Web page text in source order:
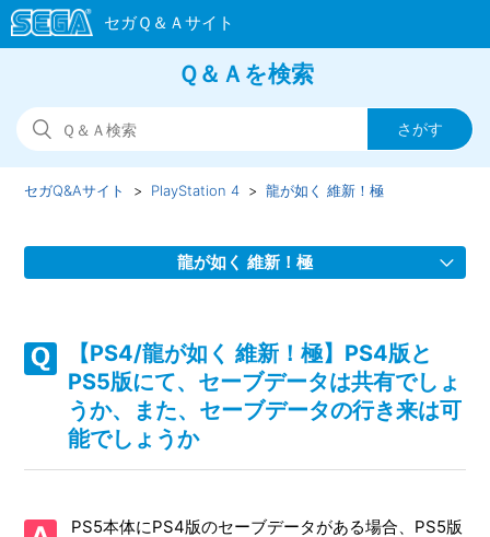
Ｑ＆Ａを検索
セガQ&Aサイト PlayStation 4 龍が如く 維新！極
龍が如く 維新！極
【PS4/龍が如く 維新！極】アーリーアクセス期間中、プレ
イ動画やゲーム画面写真を、動画サイト／SNS等で公開して
もいいですか
【PS4/龍が如く 維新！極】プレイ動画やゲーム画面写真
【PS4/龍が如く 維新！極】PS4版と
PS5版にて、セーブデータは共有でしょ
うか、また、セーブデータの行き来は可
能でしょうか
PS5本体にPS4版のセーブデータがある場合、PS5版